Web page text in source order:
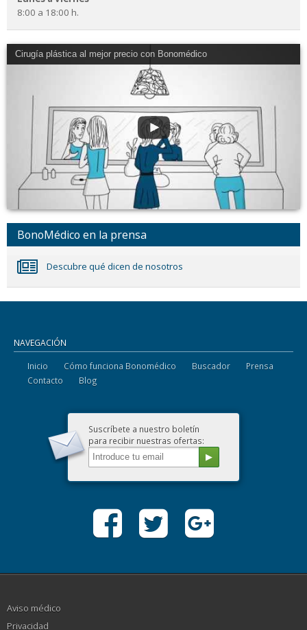
8:00 a 18:00 h.
Cirugía plástica al mejor precio con Bonomédico
BonoMédico en la prensa
Descubre qué dicen de nosotros
NAVEGACIÓN
Inicio Cómo funciona Bonomédico Buscador
Prensa
Contacto
Blog
Suscríbete a nuestro boletín
para recibir nuestras ofertas:
Aviso médico
Privacidad